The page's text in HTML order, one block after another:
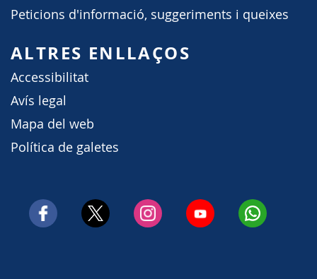
Peticions d'informació, suggeriments i queixes
ALTRES ENLLAÇOS
Accessibilitat
Avís legal
Mapa del web
Política de galetes